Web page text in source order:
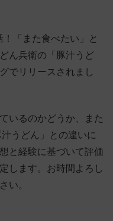
！「また食べたい」と
ん兵衛の「豚汁うど
でリリースされまし
いるのかどうか、また
うどん」との違いに
と経験に基づいて評価
します。お時間よろし
い。